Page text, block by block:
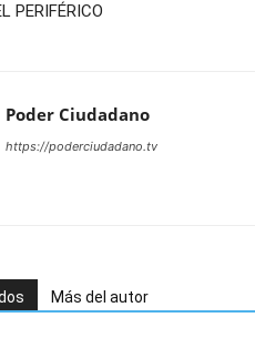
PERIFÉRICO
Poder Ciudadano
https://poderciudadano.tv
Más del autor